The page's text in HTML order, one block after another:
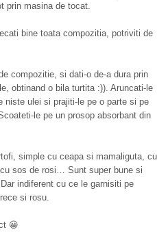
prin masina de tocat.
bine toata compozitia, potriviti de
compozitie, si dati-o de-a dura prin
obtinand o bila turtita :)). Aruncati-le
niste ulei si prajiti-le pe o parte si pe
le pe un prosop absorbant din
simple cu ceapa si mamaliguta, cu
sos de rosi… Sunt super bune si
indiferent cu ce le garnisiti pe
si rosu.
😀